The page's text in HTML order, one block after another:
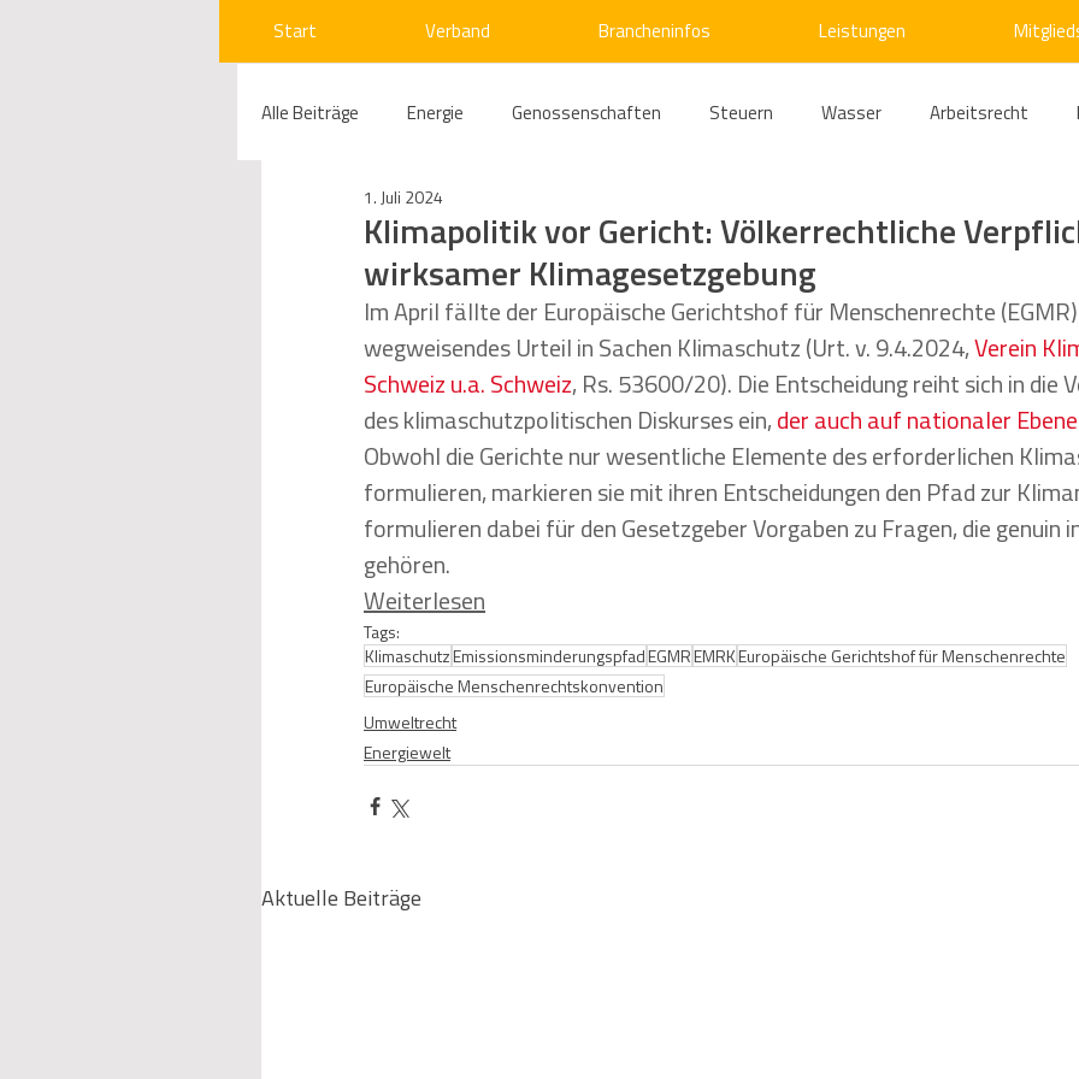
Start Verband Brancheninfos Leistungen
Alle Beiträge Energie Genossenschaften Steuern Wasser Arbeitsrecht
Compliance
Beihilfenrecht Kraftwerke Kälte Verkehr Entsorgung/Abfall
Regulierung Wettbewerbs- und Kartellrecht Europarecht Wirtschafts- und
Telekommunikation Gesellschaftsrecht E-Mobilität Verwaltungsrecht
Klimapolitik vor Gericht: Völkerrechtliche
wirksamer Klimagesetzgebung
1. Juli 2024
Im April fällte der Europäische Gerichtshof für Menschenrechte
wegweisendes Urteil in Sachen Klimaschutz (Urt. v. 9.4.2024, Verein
Schweiz u.a. Schweiz, Rs. 53600/20). Die Entscheidung reiht sich in die
des klimaschutzpolitischen Diskurses ein, der auch auf nationaler
Obwohl die Gerichte nur wesentliche Elemente des erforderlichen
formulieren, markieren sie mit ihren Entscheidungen den Pfad zur
formulieren dabei für den Gesetzgeber Vorgaben zu Fragen, die genuin
gehören.
Weiterlesen
Tags:
KlimaschutzEmissionsminderungspfadEGMREMRKEuropäische Gerichtshof für Menschenrechte
Europäische Menschenrechtskonvention
Umweltrecht
Energiewelt
Aktuelle Beiträge